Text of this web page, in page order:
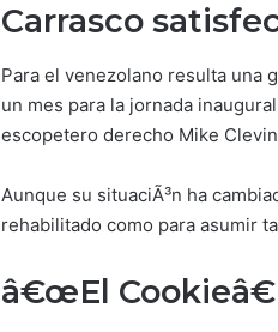
Carrasco
Para el venezolano resulta una
un mes para la jornada
escopetero derecho Mike
Aunque su situaciÃ³n ha
rehabilitado como para asumir
â€œEl